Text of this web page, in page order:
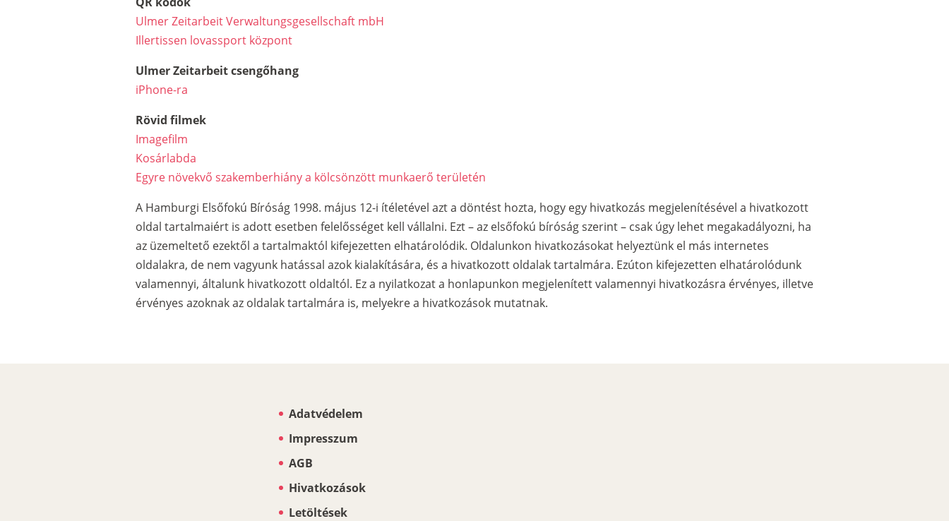
Ulmer Zeitarbeit Verwaltungsgesellschaft mbH
Illertissen lovassport központ
Ulmer Zeitarbeit csengőhang
iPhone-ra
Rövid filmek
Imagefilm
Kosárlabda
Egyre növekvő szakemberhiány a kölcsönzött munkaerő területén
A Hamburgi Elsőfokú Bíróság 1998. május 12-i ítéletével azt a döntést hozta, hogy egy hivatkozás megjelenítésével a hivatkozott
oldal tartalmaiért is adott esetben felelősséget kell vállalni. Ezt – az elsőfokú bíróság szerint – csak úgy lehet megakadályozni, ha
az üzemeltető ezektől a tartalmaktól kifejezetten elhatárolódik. Oldalunkon hivatkozásokat helyeztünk el más internetes
oldalakra, de nem vagyunk hatással azok kialakítására, és a hivatkozott oldalak tartalmára. Ezúton kifejezetten elhatárolódunk
valamennyi, általunk hivatkozott oldaltól. Ez a nyilatkozat a honlapunkon megjelenített valamennyi hivatkozásra érvényes, illetve
érvényes azoknak az oldalak tartalmára is, melyekre a hivatkozások mutatnak.
Adatvédelem
Impresszum
AGB
Hivatkozások
Letöltések